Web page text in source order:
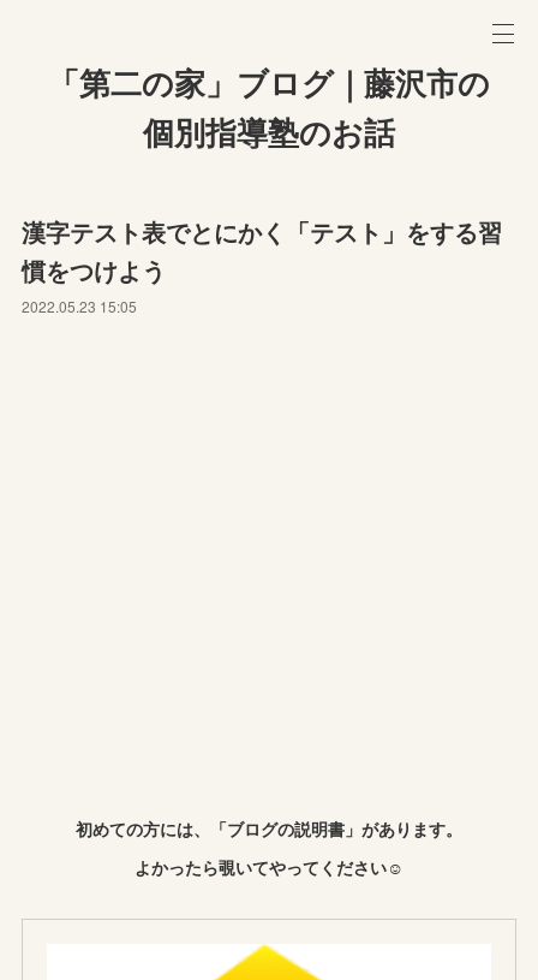
「第二の家」ブログ｜藤沢市の
個別指導塾のお話
漢字テスト表でとにかく「テスト」をする習
慣をつけよう
2022.05.23 15:05
初めての方には、「ブログの説明書」があります。
よかったら覗いてやってください☺︎